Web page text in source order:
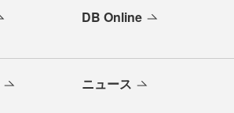
DB Online
ニュース